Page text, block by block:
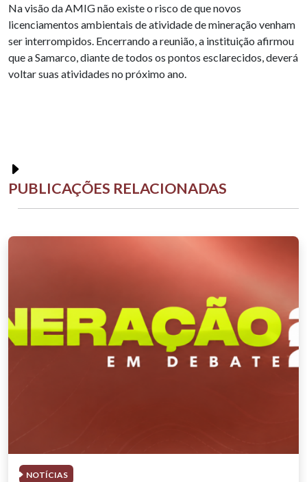
Na visão da AMIG não existe o risco de que novos
licenciamentos ambientais de atividade de mineração venham
ser interrompidos. Encerrando a reunião, a instituição afirmou
que a Samarco, diante de todos os pontos esclarecidos, deverá
voltar suas atividades no próximo ano.
PUBLICAÇÕES RELACIONADAS
NOTÍCIAS